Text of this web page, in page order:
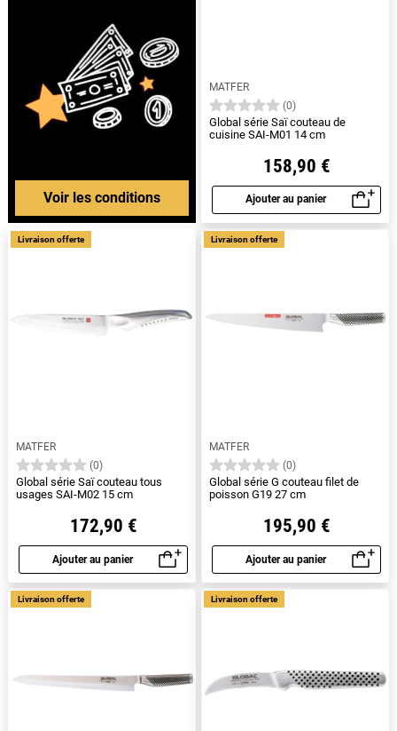
Voir les conditions
MATFER
(0)
Global série Saï couteau de
cuisine SAI-M01 14 cm
158,90 €
Ajouter au panier
Aperçu rapide
MATFER
(0)
Global série Saï couteau tous
usages SAI-M02 15 cm
172,90 €
Ajouter au panier
Aperçu rapide
Livraison offerte
MATFER
(0)
Global série G couteau filet de
poisson G19 27 cm
195,90 €
Ajouter au panier
Aperçu rapide
Livraison offerte
Livraison offerte Livraison offerte